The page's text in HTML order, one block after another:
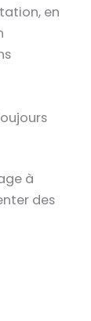
en
à
des